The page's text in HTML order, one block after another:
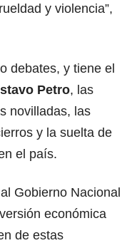
y violencia”,
debates, y tiene el
Petro, las
novilladas, las
y la suelta de
el país.
Gobierno Nacional
económica
de estas